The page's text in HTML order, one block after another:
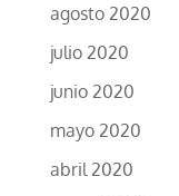
agosto 2020
julio 2020
junio 2020
mayo 2020
abril 2020